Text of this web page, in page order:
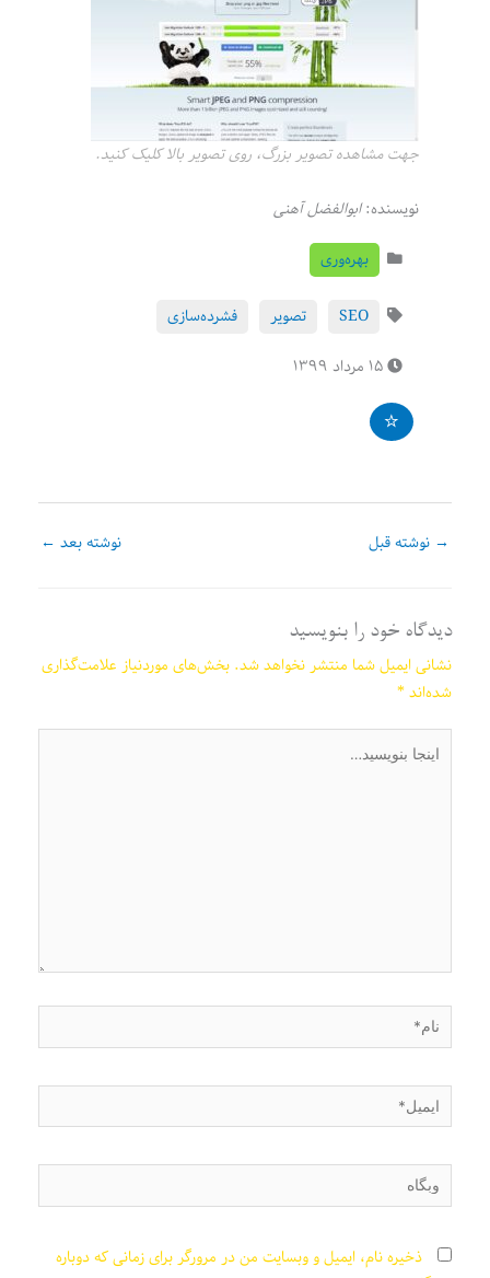
جهت مشاهده تصویر بزرگ، روی تصویر بالا کلیک کنید.
نویسنده:ابوالفضل آهنی
بهره‌وری
SEO تصویر
فشرده‌سازی
→ نوشته قبل نوشته بعد ←
دیدگاه‌ خود را بنویسید
نشانی ایمیل شما منتشر نخواهد شد. بخش‌های موردنیاز علامت‌گذاری
شده‌اند*
اینجا
بنویسید…
نام*
ایمیل*
وبگاه
ذخیره نام، ایمیل و وبسایت من در مرورگر برای زمانی که دوباره